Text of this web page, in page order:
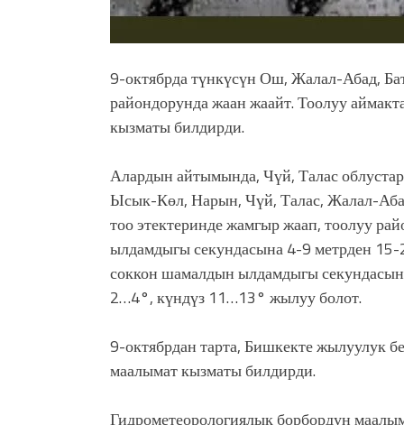
9-октябрда түнкүсүн Ош, Жалал-Абад,
райондорунда жаан жаайт. Тоолуу
кызматы билдирди.
Алардын айтымында, Чүй, Талас
Ысык-Көл, Нарын, Чүй, Талас, Жалал-
тоо этектеринде жамгыр жаап, тоолуу
ылдамдыгы секундасына 4-9 метрден
соккон шамалдын ылдамдыгы
2…4°, күндүз 11…13° жылуу болот.
9-октябрдан тарта, Бишкекте жылуулук
маалымат кызматы билдирди.
Гидрометеорологиялык борбордун